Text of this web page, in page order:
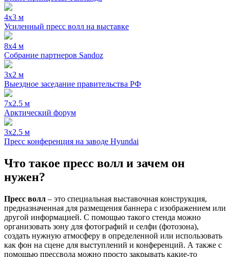
4x3 м
Усиленный пресс волл на выставке
8x4 м
Собрание партнеров Sandoz
3x2 м
Выездное заседание правительства РФ
7x2.5 м
Арктический форум
3x2.5 м
Пресс конференция на заводе Hyundai
Что такое пресс волл и зачем он
нужен?
Пресс волл – это специальная выставочная конструкция,
предназначенная для размещения баннера с изображением или
другой информацией. С помощью такого стенда можно
организовать зону для фотографий и селфи (фотозона),
создать нужную атмосферу в определенной или использовать
как фон на сцене для выступлений и конференций. А также c
помощью прессвола можно просто закрывать какие-то